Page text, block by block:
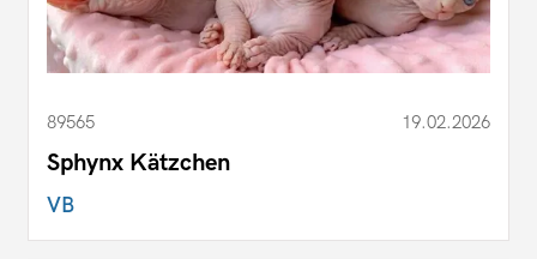
89565 19.02.2026
Sphynx Kätzchen
VB